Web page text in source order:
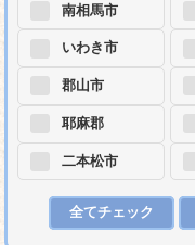
南相馬市
いわき市
郡山市
耶麻郡
二本松市
全てチェック